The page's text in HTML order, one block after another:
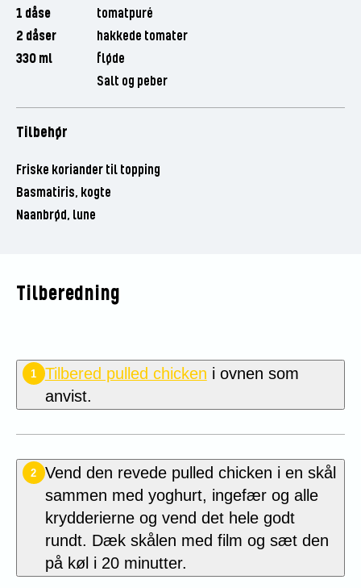
1 dåse
tomatpuré
2 dåser
hakkede tomater
330 ml
fløde
Salt og peber
Tilbehør
Friske koriander til topping
Basmatiris, kogte
Naanbrød, lune
Tilberedning
1 Tilbered pulled chicken i ovnen som
anvist.
2
Vend den revede pulled chicken i en skål
sammen med yoghurt, ingefær og alle
krydderierne og vend det hele godt
rundt. Dæk skålen med film og sæt den
på køl i 20 minutter.